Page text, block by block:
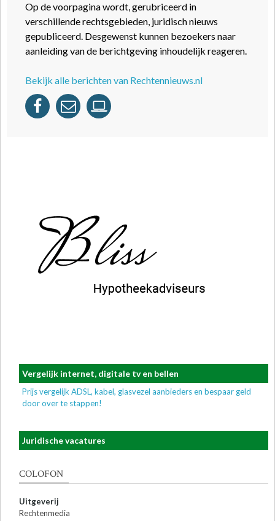
Op de voorpagina wordt, gerubriceerd in
verschillende rechtsgebieden, juridisch nieuws
gepubliceerd. Desgewenst kunnen bezoekers naar
aanleiding van de berichtgeving inhoudelijk reageren.
Bekijk alle berichten van Rechtennieuws.nl
Vergelijk internet, digitale tv en bellen
Prijs vergelijk ADSL, kabel, glasvezel aanbieders en bespaar geld
door over te stappen!
Juridische vacatures
COLOFON
Uitgeverij
Rechtenmedia